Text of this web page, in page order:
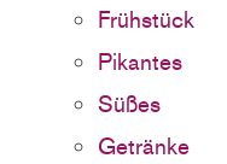
Frühstück
Pikantes
Süßes
Getränke